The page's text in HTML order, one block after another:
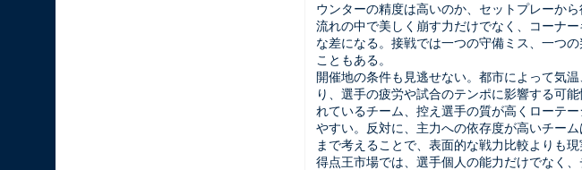
ウンターの精度は高いのか、セットプレーか
流れの中で美しく崩す力だけでなく、コーナ
な差になる。接戦では一つの守備ミス、一つ
こともある。
開催地の条件も見逃せない。都市によって気
り、選手の疲労や試合のテンポに影響する可
れているチーム、控え選手の質が高くローテ
やすい。反対に、主力への依存度が高いチー
まで考えることで、表面的な戦力比較よりも現
得点王市場では、選手個人の能力だけでなく